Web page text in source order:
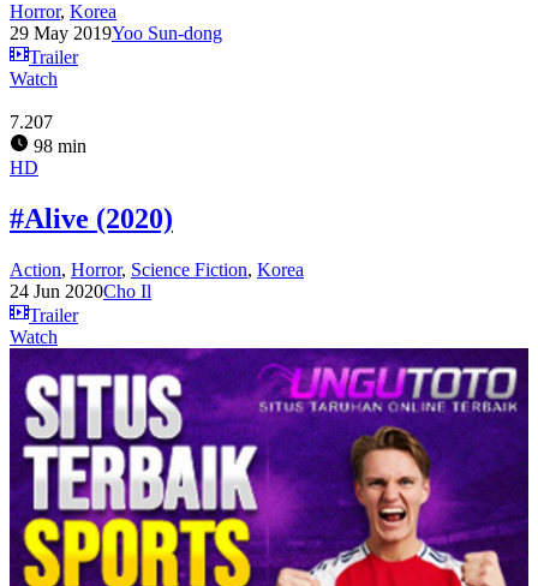
Horror, Korea
29 May 2019Yoo Sun-dong
Trailer
Watch
7.207
98 min
HD
#Alive (2020)
Action, Horror, Science Fiction, Korea
24 Jun 2020Cho Il
Trailer
Watch